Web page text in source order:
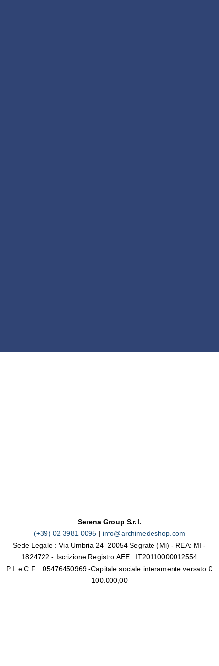
Serena Group S.r.l.
(+39) 02 3981 0095 | info@archimedeshop.com
Sede Legale : Via Umbria 24 20054 Segrate (Mi) - REA: MI -
1824722 - Iscrizione Registro AEE : IT20110000012554
P.I. e C.F. : 05476450969 -Capitale sociale interamente versato €
100.000,00